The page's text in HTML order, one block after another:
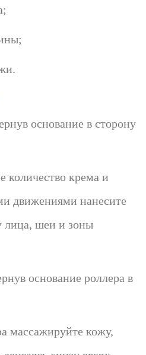
основание в сторону
количество крема и
движениями нанесите
шеи и зоны
основание роллера в
массажируйте кожу,